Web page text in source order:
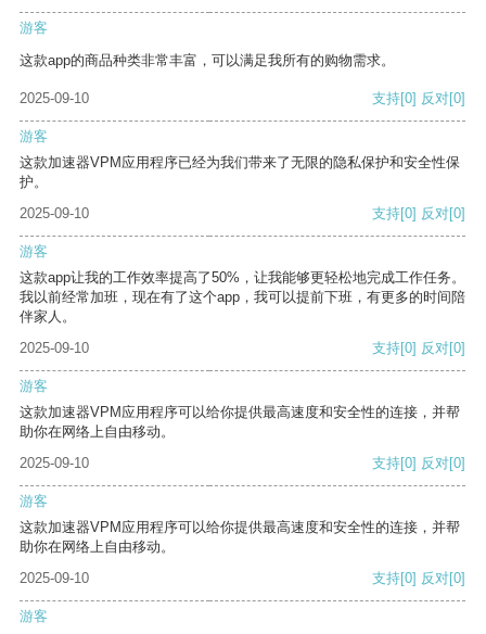
游客
这款app的商品种类非常丰富，可以满足我所有的购物需求。
2025-09-10 支持[0] 反对[0]
游客
这款加速器VPM应用程序已经为我们带来了无限的隐私保护和安全性保
护。
2025-09-10
支持[0] 反对[0]
游客
这款app让我的工作效率提高了50%，让我能够更轻松地完成工作任务。
我以前经常加班，现在有了这个app，我可以提前下班，有更多的时间陪
伴家人。
2025-09-10
支持[0] 反对[0]
游客
这款加速器VPM应用程序可以给你提供最高速度和安全性的连接，并帮
助你在网络上自由移动。
2025-09-10
支持[0] 反对[0]
游客
这款加速器VPM应用程序可以给你提供最高速度和安全性的连接，并帮
助你在网络上自由移动。
2025-09-10
支持[0] 反对[0]
游客